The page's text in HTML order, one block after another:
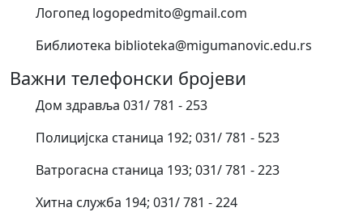
Логопед logopedmito@gmail.com
Библиотека biblioteka@migumanovic.edu.rs
Важни телефонски бројеви
Дом здравља 031/ 781 - 253
Полицијска станица 192; 031/ 781 - 523
Ватрогасна станица 193; 031/ 781 - 223
Хитна служба 194; 031/ 781 - 224